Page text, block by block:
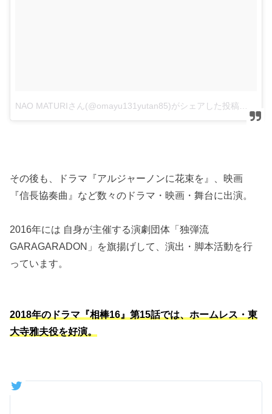
NAO MATURIさん(@omayu131yutan85)がシェアした投稿
その後も、ドラマ『アルジャーノンに花束を』、映画
『信長協奏曲』など数々のドラマ・映画・舞台に出演。
2016年には 自身が主催する演劇団体「独弾流
GARAGARADON」を旗揚げして、演出・脚本活動を行
っています。
2018年のドラマ『相棒16』第15話では、ホームレス・東
大寺雅夫役を好演。